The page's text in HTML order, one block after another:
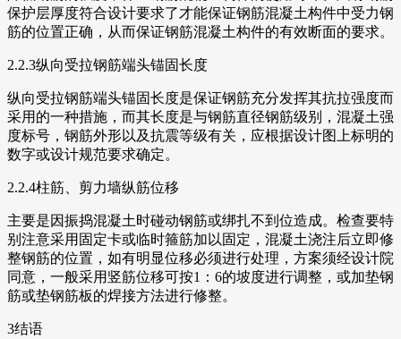
保护层厚度符合设计要求了才能保证钢筋混凝土构件中受力钢
筋的位置正确，从而保证钢筋混凝土构件的有效断面的要求。
2.2.3纵向受拉钢筋端头锚固长度
纵向受拉钢筋端头锚固长度是保证钢筋充分发挥其抗拉强度而
采用的一种措施，而其长度是与钢筋直径钢筋级别，混凝土强
度标号，钢筋外形以及抗震等级有关，应根据设计图上标明的
数字或设计规范要求确定。
2.2.4柱筋、剪力墙纵筋位移
主要是因振捣混凝土时碰动钢筋或绑扎不到位造成。检查要特
别注意采用固定卡或临时箍筋加以固定，混凝土浇注后立即修
整钢筋的位置，如有明显位移必须进行处理，方案须经设计院
同意，一般采用竖筋位移可按1：6的坡度进行调整，或加垫钢
筋或垫钢筋板的焊接方法进行修整。
3结语